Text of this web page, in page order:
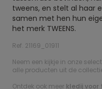
tweens, en stelt al haar
samen met hen hun
het merk TWEENS.
Ref. 21169_01911
Neem een kijkje in onze
alle producten uit de
Ontdek ook meer kledij voor